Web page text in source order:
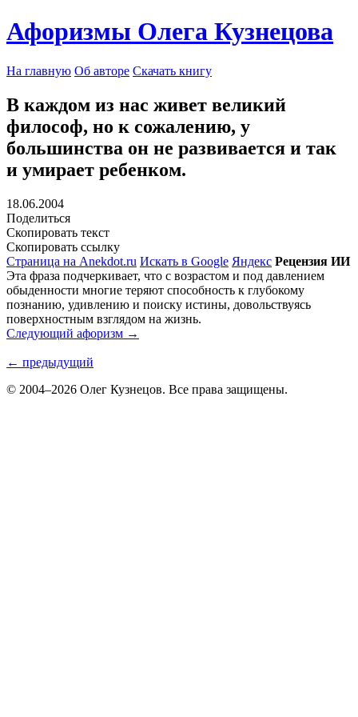
Афоризмы Олега Кузнецова
На главную Об авторе Скачать книгу
В каждом из нас живет великий
философ, но к сожалению, у
большинства он не развивается и так
и умирает ребенком.
18.06.2004
Поделиться
Скопировать текст
Скопировать ссылку
Страница на Anekdot.ru Искать в Google Яндекс Рецензия ИИ
Эта фраза подчеркивает, что с возрастом и под давлением
обыденности многие теряют способность к глубокому
познанию, удивлению и поиску истины, довольствуясь
поверхностным взглядом на жизнь.
Следующий афоризм →
← предыдущий
© 2004–2026 Олег Кузнецов. Все права защищены.